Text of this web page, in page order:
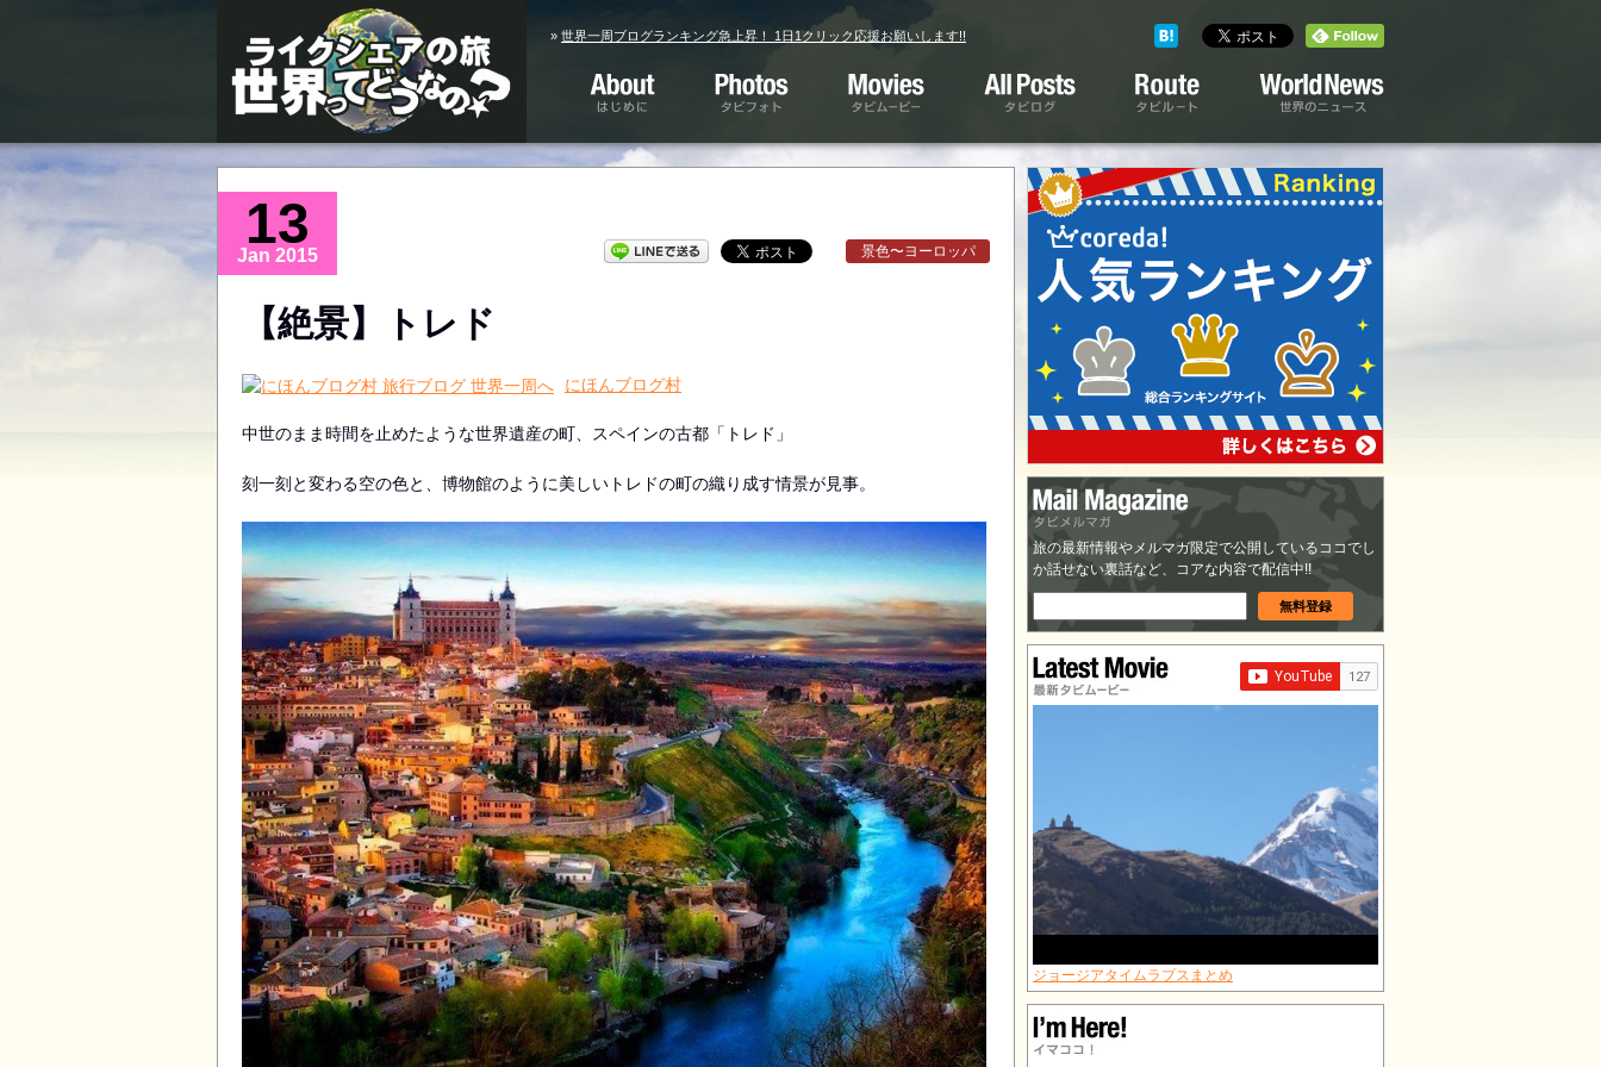
» 世界一周ブログランキング急上昇！ 1日1クリック応援お願いします!!
はじめに タビフォト タビムービー タビログ タビルート 世界のニュース
13
Jan 2015 景色〜ヨーロッパ
【絶景】トレド
にほんブログ村
中世のまま時間を止めたような世界遺産の町、スペインの古都「トレド」
刻一刻と変わる空の色と、博物館のように美しいトレドの町の織り成す情景が見事。
タビメルマガ
旅の最新情報やメルマガ限定で公開しているココでし
か話せない裏話など、コアな内容で配信中!!
最新タビムービー
ジョージアタイムラプスまとめ
イマココ！